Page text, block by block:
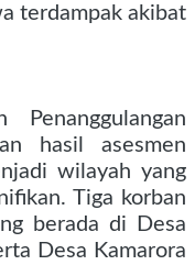
terdampak akibat
Penanggulangan
hasil asesmen
wilayah yang
Tiga korban
berada di Desa
Desa Kamarora